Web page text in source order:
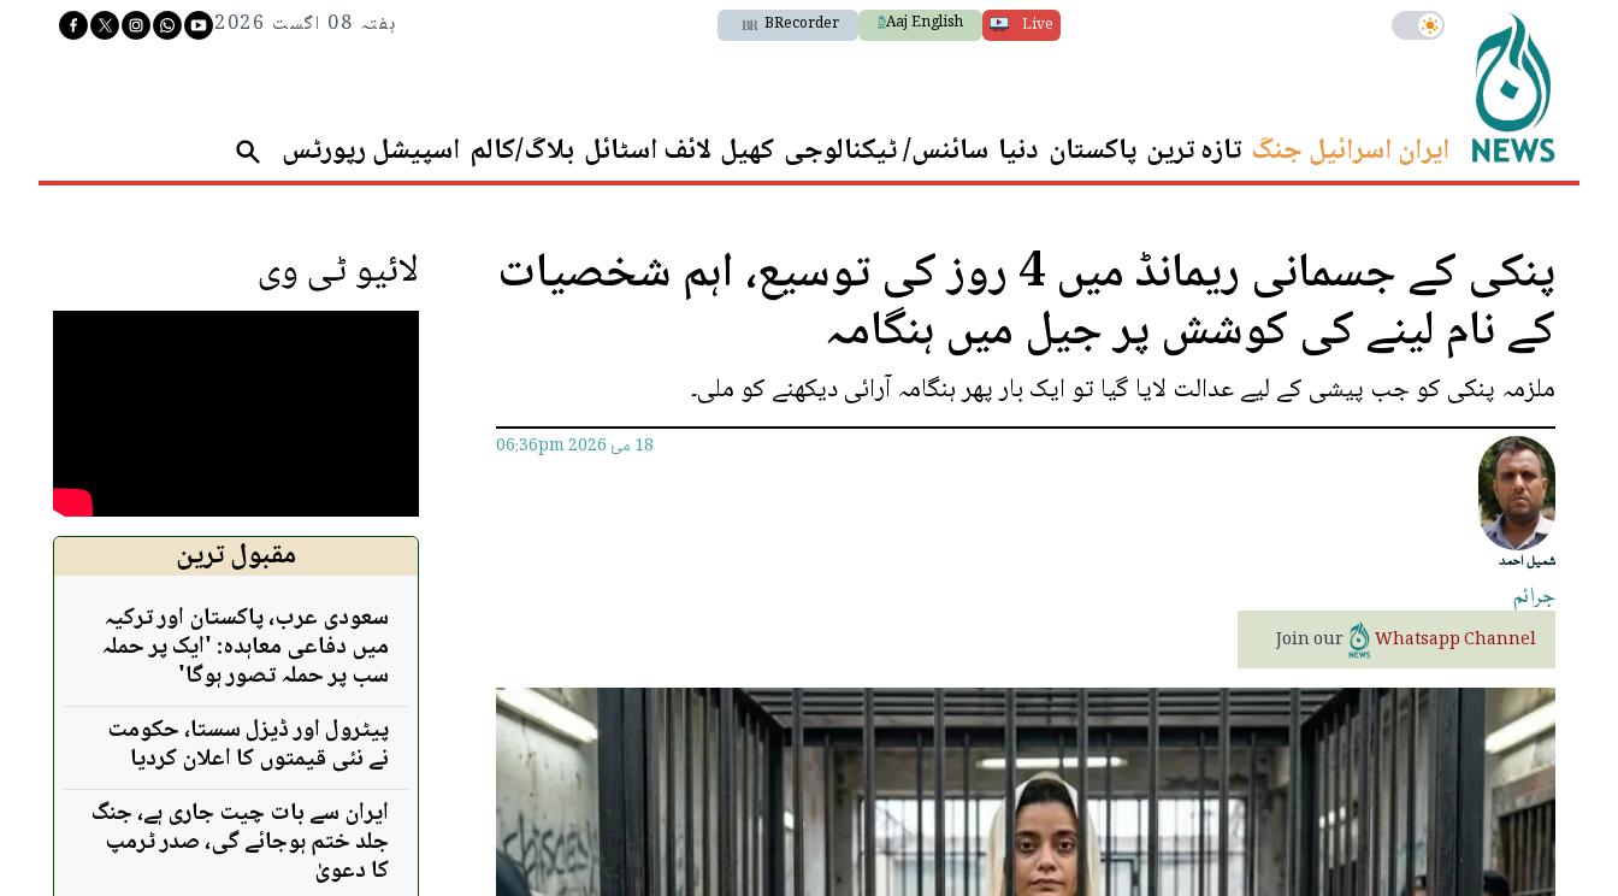
Live
Aaj English
BRecorder ہفتہ 08 اگست 2026
ایران اسرائیل جنگ تازہ ترین پاکستان دنیا سائنس/ ٹیکنالوجی کھیل لائف اسٹائل بلاگ/کالم اسپیشل رپورٹس
پنکی کے جسمانی ریمانڈ میں 4 روز کی توسیع، اہم شخصیات
کے نام لینے کی کوشش پر جیل میں ہنگامہ
ملزمہ پنکی کو جب پیشی کے لیے عدالت لایا گیا تو ایک بار پھر ہنگامہ آرائی دیکھنے کو ملی۔
شمیل احمد
18 مئ 2026 06:36pm
جرائم
Join our Whatsapp Channel
لائیو ٹی وی
مقبول ترین
سعودی عرب، پاکستان اور ترکیہ
میں دفاعی معاہدہ: 'ایک پر حملہ
سب پر حملہ تصور ہوگا'
پیٹرول اور ڈیزل سستا، حکومت
نے نئی قیمتوں کا اعلان کردیا
ایران سے بات چیت جاری ہے، جنگ
جلد ختم ہوجائے گی، صدر ٹرمپ
کا دعویٰ